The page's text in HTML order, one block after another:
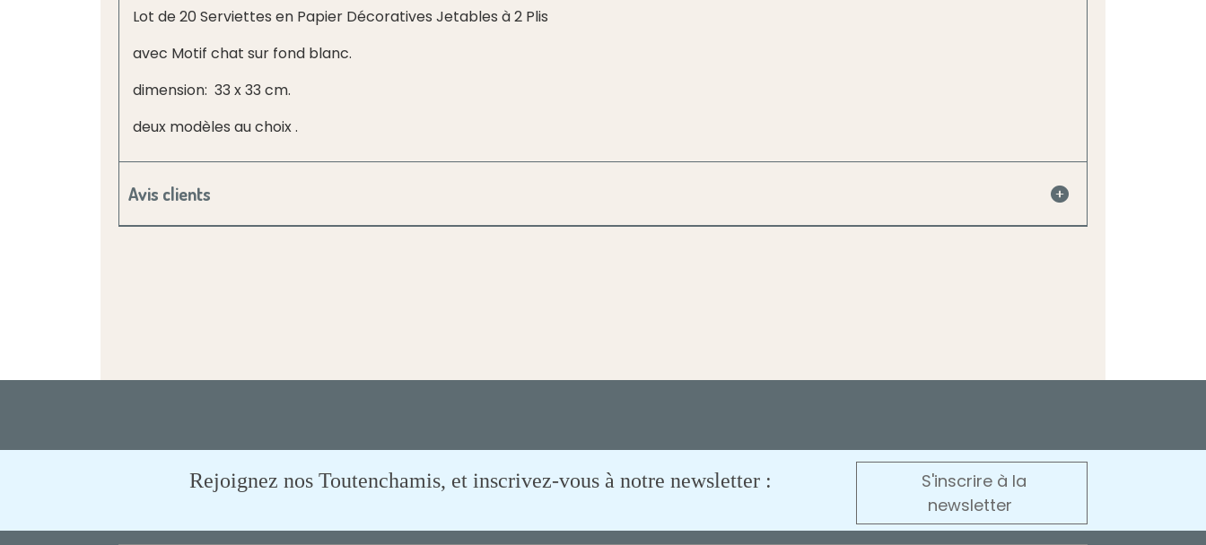
Lot de 20 Serviettes en Papier Décoratives Jetables à 2 Plis
avec Motif chat sur fond blanc.
dimension: 33 x 33 cm.
deux modèles au choix .
Avis clients
Rejoignez nos Toutenchamis, et inscrivez-vous à notre newsletter :
S'inscrire à la
newsletter